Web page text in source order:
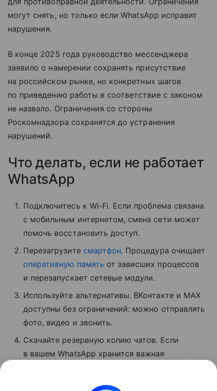
могут снять, но только если WhatsApp исправит
нарушения.
В конце 2025 года руководство мессенджера
заявило о намерении сохранять присутствие
на российском рынке, но конкретных шагов
по приведению работы в соответствие с законом
не назвало. Ограничения со стороны
Роскомнадзора сохранятся до устранения
нарушений.
Что делать, если не работает
WhatsApp
Подключитесь к Wi-Fi. Если проблема связана
с мобильным интернетом, смена сети может
помочь восстановить доступ.
Перезагрузите смартфон. Процедура очищает
оперативную память от зависших процессов
и перезапускает сетевые модули.
Используйте альтернативы. ВКонтакте и MAX
доступны без ограничений: можно отправлять
фото, видео и звонить.
Скачайте резервную копию чатов. Если
в вашем WhatsApp хранится важная